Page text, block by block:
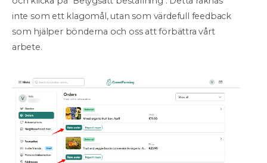
inte som ett klagomål, utan som värdefull feedback
som hjälper bönderna och oss att förbättra vårt
arbete.